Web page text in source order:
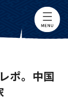
ポ。中国